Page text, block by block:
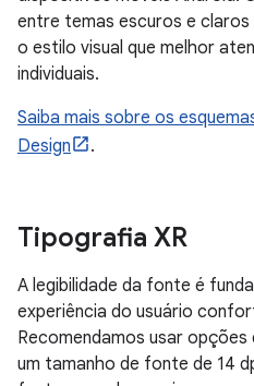
entre temas escuros e claros
o estilo visual que melhor
individuais.
Saiba mais sobre os
Design
.
Tipografia XR
A legibilidade da fonte é
experiência do usuário
Recomendamos usar
um tamanho de fonte de 14